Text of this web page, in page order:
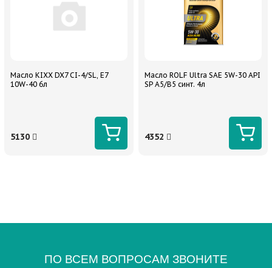
Масло KIXX DX7 CI-4/SL, E7
10W-40 6л
5130
Масло ROLF Ultra SAE 5W-30 API
SP A5/B5 синт. 4л
4352
ПО ВСЕМ ВОПРОСАМ ЗВОНИТЕ